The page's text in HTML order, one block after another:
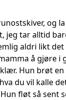
og
jeg tar alltid
aldri likt
å gjøre i
Hun brøt
du vil kalle
fløt så sent